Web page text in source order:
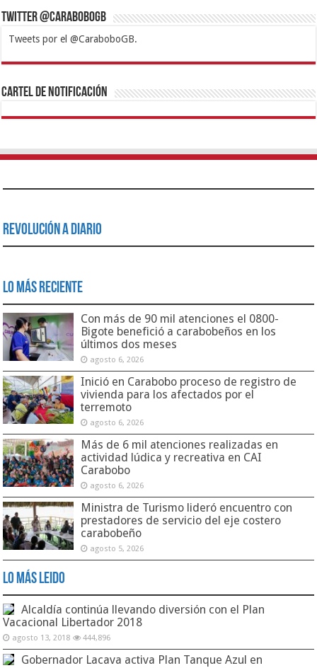
Twitter @CaraboboGB
Tweets por el @CaraboboGB.
1xbetBetturkeyBetistKralbetSupertotobetTipobetMatadorbetMariobet
https://mvbcasino.com/
Cartel de Notificación
Revolución a Diario
Lo Más Reciente
Con más de 90 mil atenciones el 0800-
Bigote benefició a carabobeños en los
últimos dos meses
agosto 6, 2026
Inició en Carabobo proceso de registro de
vivienda para los afectados por el
terremoto
agosto 6, 2026
Más de 6 mil atenciones realizadas en
actividad lúdica y recreativa en CAI
Carabobo
agosto 6, 2026
Ministra de Turismo lideró encuentro con
prestadores de servicio del eje costero
carabobeño
agosto 5, 2026
Lo Más Leido
Alcaldía continúa llevando diversión con el Plan
Vacacional Libertador 2018
agosto 13, 2018 444,896
Gobernador Lacava activa Plan Tanque Azul en